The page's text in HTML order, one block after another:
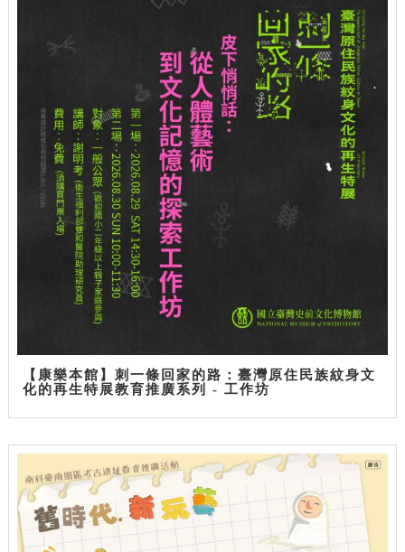
【康樂本館】刺一條回家的路：臺灣原住民族紋身文
化的再生特展教育推廣系列 - 工作坊